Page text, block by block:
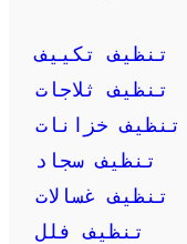
تنظيف تكييف
تنظيف ثلاجات
تنظيف خزانات
تنظيف سجاد
تنظيف غسالات
تنظيف فلل